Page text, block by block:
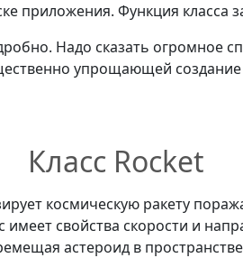
приложения. Функция класса
Надо сказать огромное
упрощающей
Класс Rocket
космическую ракету
свойства скорости и
астероид в